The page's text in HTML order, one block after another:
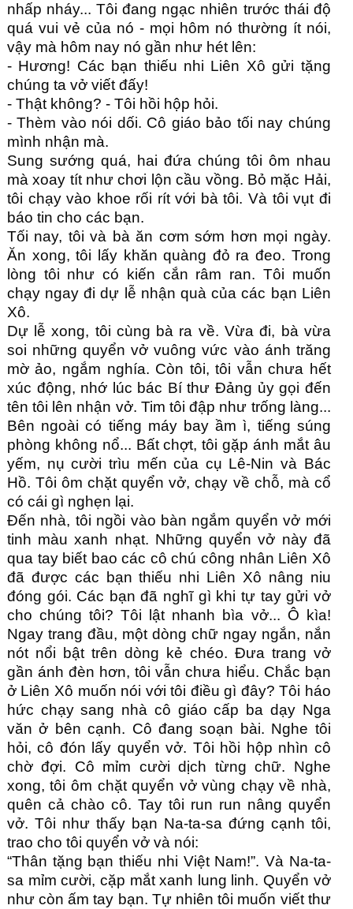
nhấp nháy... Tôi đang ngạc nhiên trước thái độ
quá vui vẻ của nó - mọi hôm nó thường ít nói,
vậy mà hôm nay nó gần như hét lên:
- Hương! Các bạn thiếu nhi Liên Xô gửi tặng
chúng ta vở viết đấy!
- Thật không? - Tôi hồi hộp hỏi.
- Thèm vào nói dối. Cô giáo bảo tối nay chúng
mình nhận mà.
Sung sướng quá, hai đứa chúng tôi ôm nhau
mà xoay tít như chơi lộn cầu vồng. Bỏ mặc Hải,
tôi chạy vào khoe rối rít với bà tôi. Và tôi vụt đi
báo tin cho các bạn.
Tối nay, tôi và bà ăn cơm sớm hơn mọi ngày.
Ăn xong, tôi lấy khăn quàng đỏ ra đeo. Trong
lòng tôi như có kiến cắn râm ran. Tôi muốn
chạy ngay đi dự lễ nhận quà của các bạn Liên
Xô.
Dự lễ xong, tôi cùng bà ra về. Vừa đi, bà vừa
soi những quyển vở vuông vức vào ánh trăng
mờ ảo, ngắm nghía. Còn tôi, tôi vẫn chưa hết
xúc động, nhớ lúc bác Bí thư Đảng ủy gọi đến
tên tôi lên nhận vở. Tim tôi đập như trống làng...
Bên ngoài có tiếng máy bay ầm ì, tiếng súng
phòng không nổ... Bất chợt, tôi gặp ánh mắt âu
yếm, nụ cười trìu mến của cụ Lê-Nin và Bác
Hồ. Tôi ôm chặt quyển vở, chạy về chỗ, mà cổ
có cái gì nghẹn lại.
Đến nhà, tôi ngồi vào bàn ngắm quyển vở mới
tinh màu xanh nhạt. Những quyển vở này đã
qua tay biết bao các cô chú công nhân Liên Xô
đã được các bạn thiếu nhi Liên Xô nâng niu
đóng gói. Các bạn đã nghĩ gì khi tự tay gửi vở
cho chúng tôi? Tôi lật nhanh bìa vở... Ô kìa!
Ngay trang đầu, một dòng chữ ngay ngắn, nắn
nót nổi bật trên dòng kẻ chéo. Đưa trang vở
gần ánh đèn hơn, tôi vẫn chưa hiểu. Chắc bạn
ở Liên Xô muốn nói với tôi điều gì đây? Tôi háo
hức chạy sang nhà cô giáo cấp ba dạy Nga
văn ở bên cạnh. Cô đang soạn bài. Nghe tôi
hỏi, cô đón lấy quyển vở. Tôi hồi hộp nhìn cô
chờ đợi. Cô mỉm cười dịch từng chữ. Nghe
xong, tôi ôm chặt quyển vở vùng chạy về nhà,
quên cả chào cô. Tay tôi run run nâng quyển
vở. Tôi như thấy bạn Na-ta-sa đứng cạnh tôi,
trao cho tôi quyển vở và nói:
“Thân tặng bạn thiếu nhi Việt Nam!”. Và Na-ta-
sa mỉm cười, cặp mắt xanh lung linh. Quyển vở
như còn ấm tay bạn. Tự nhiên tôi muốn viết thư